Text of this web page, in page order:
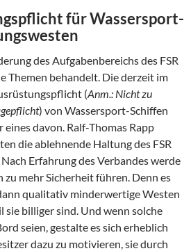
für Wassersport-
des Aufgabenbereichs des FSR
Themen behandelt. Die derzeit im
(Anm.: Nicht zu
) von Wassersport-Schiffen
davon. Ralf-Thomas Rapp
die ablehnende Haltung des FSR
Erfahrung des Verbandes werde
zu mehr Sicherheit führen. Denn es
qualitativ minderwertige Westen
sie billiger sind. Und wenn solche
seien, gestalte es sich erheblich
dazu zu motivieren, sie durch